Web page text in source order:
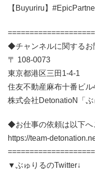
【Buyuriru】
◆チャンネルに関するお
〒 108-0073
東京都港区三田1-4-1
住友不動産麻布十番ビル
株式会社DetonatioN「
◆お仕事の依頼は以下へ
https://team-
▼ぶゅりるのTwitter↓